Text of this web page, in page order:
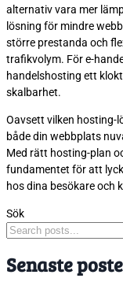
alternativ vara mer
lösning för mindre
större prestanda och
trafikvolym. För e-
handelshosting ett
skalbarhet.
Oavsett vilken hosting-
både din webbplats
Med rätt hosting-plan
fundamentet för att
hos dina besökare och
Sök
Senaste